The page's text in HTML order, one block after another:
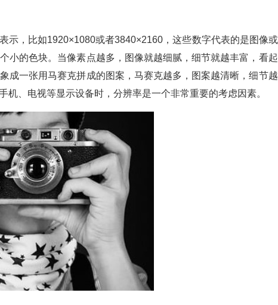
，比如1920×1080或者3840×2160，这些数字代表的是图像
的色块。当像素点越多，图像就越细腻，细节就越丰富，看起
成一张用马赛克拼成的图案，马赛克越多，图案越清晰，细节
、电视等显示设备时，分辨率是一个非常重要的考虑因素。